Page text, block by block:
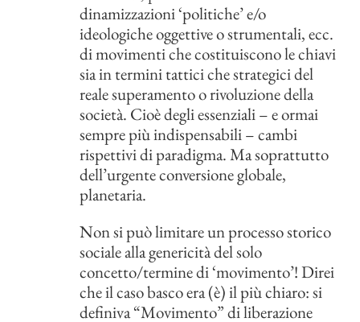
dinamizzazioni ‘politiche’ e/o
ideologiche oggettive o strumentali, ecc.
di movimenti che costituiscono le chiavi
sia in termini tattici che strategici del
reale superamento o rivoluzione della
società. Cioè degli essenziali – e ormai
sempre più indispensabili – cambi
rispettivi di paradigma. Ma soprattutto
dell’urgente conversione globale,
planetaria.
Non si può limitare un processo storico
sociale alla genericità del solo
concetto/termine di ‘movimento’! Direi
che il caso basco era (è) il più chiaro: si
definiva “Movimento” di liberazione